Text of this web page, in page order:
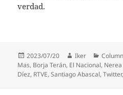
verdad.
Publicado
el
2023/07/20 Autor
Iker
Mas, Borja Terán, El Nacional,
Díez, RTVE,Santiago Abascal,Twitter